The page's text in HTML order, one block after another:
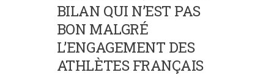
BILAN QUI N’EST PAS
BON MALGRÉ
L’ENGAGEMENT DES
ATHLÈTES FRANÇAIS